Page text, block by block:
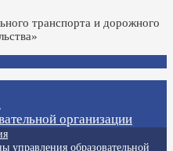
транспорта и дорожного
организации
управления образовательной